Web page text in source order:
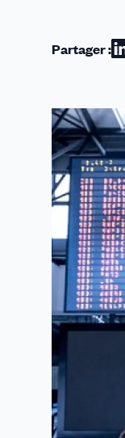
Partager :